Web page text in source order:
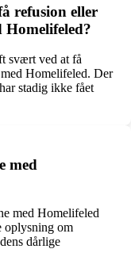
refusion eller
Homelifeled?
svært ved at få
Homelifeled. Der
stadig ikke fået
med
med Homelifeled
oplysning om
dårlige